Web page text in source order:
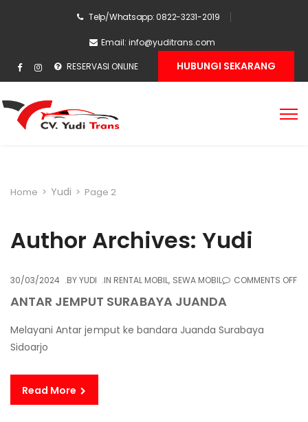
Telp/Whatsapp: 0822-3231-2019
Email: info@yuditrans.com
RESERVASI ONLINE HUBUNGI SEKARANG
Home > Yudi > Page 2
Author Archives: Yudi
30/03/2024 BYYUDI IN RENTAL MOBIL, SEWA MOBIL COMMENTS OFFON
ANTAR JEMPUT SURABAYA JUANDA
Melayani Antar jemput ke bandara Juanda Surabaya
Sidoarjo
Read More